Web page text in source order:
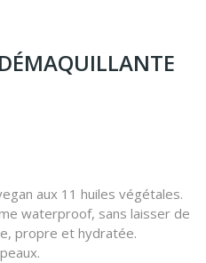
aux 11 huiles végétales.
waterproof, sans laisser de
propre et hydratée.